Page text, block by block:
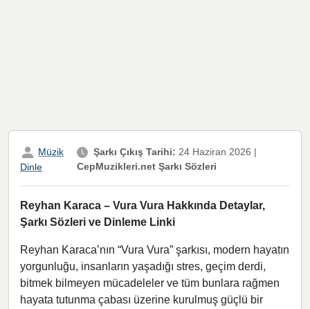
Müzik
Dinle
Şarkı Çıkış Tarihi: 24 Haziran 2026 |
CepMuzikleri.net Şarkı Sözleri
Reyhan Karaca – Vura Vura Hakkında Detaylar,
Şarkı Sözleri ve Dinleme Linki
Reyhan Karaca’nın “Vura Vura” şarkısı, modern hayatın
yorgunluğu, insanların yaşadığı stres, geçim derdi,
bitmek bilmeyen mücadeleler ve tüm bunlara rağmen
hayata tutunma çabası üzerine kurulmuş güçlü bir